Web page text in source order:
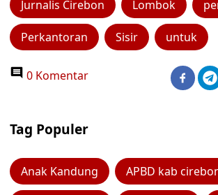
Jurnalis Cirebon Lombok
Perkantoran Sisir untuk
0 Komentar
Tag Populer
Anak Kandung APBD kab